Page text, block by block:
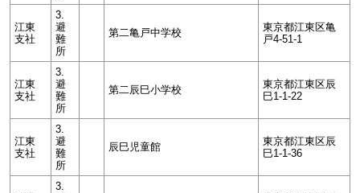
江東
支社
3.
避
難
所
第二亀戸中学校
東京都江東区亀
戸4-51-1
江東
支社
3.
避
難
所
第二辰巳小学校
東京都江東区辰
巳1-1-22
江東
支社
3.
避
難
所
辰巳児童館
東京都江東区辰
巳1-1-36
3.